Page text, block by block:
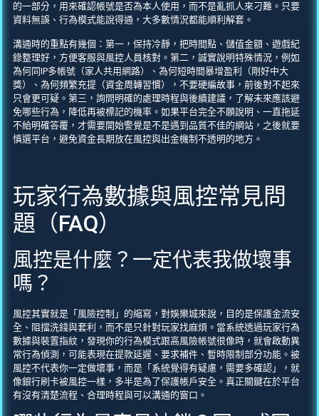
的一部分，用來確認帳號是否為本人使用，而不是亂抓人來刁難。只要
資料無誤、行為模式能說得通，大多數情況都能順利解套。
溝通時的重點有幾個：第一，保持冷靜，把時間點、儲值金額、遊戲紀
錄整理好，方便客服與風控人員核對。第二，誠實說明特殊情況，例如
為何同IP多帳號（家人共用網路）、為何短時間暴增盈利（剛好中大
獎）、為何頻繁充提（資金周轉習慣），不要硬編故事，前後對不起來
只會更可疑。第三，詢問明確的處理時程與後續建議，了解未來應該避
免哪些行為，降低再被標記的機率。如果平台完全不願說明、一直拖延
不給明確答覆，才需要開始警覺是不是遇到品質不佳的網站，之後就要
慎選平台，避免資金長期放在風控與出金機制不透明的地方。
玩家行為數據與風控常見問
題（FAQ）
風控是什麼？一定代表我做壞事
嗎？
風控其實就是「風險控制」的縮寫，對娛樂城來說，目的是保護金流安
全、阻擋洗錢與套利，而不是只針對玩家找麻煩。當系統透過玩家行為
數據與裝置指紋，發現你的行為模式跟高風險帳號很像時，就會啟動異
常行為偵測，可能表現在提款延遲、要求補件、暫時限制部分功能。被
風控不代表你一定做壞事，而是「系統覺得有疑慮，需要多確認」，就
像銀行刷卡被風控一樣，多半是為了保護帳戶安全。真正關鍵在於平台
有沒有清楚流程、合理時程與可以溝通的窗口。